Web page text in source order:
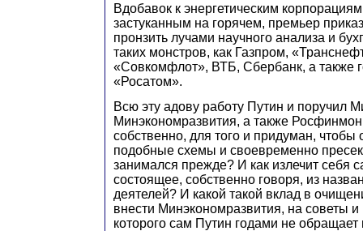
Вдобавок к энергетическим
застуканным на горячем, премьер
пронзить лучами научного анализа и
таких монстров, как Газпром,
«Совкомфлот», ВТБ, Сбербанк, а также
«Росатом».
Всю эту адову работу Путин и поручил
Минэкономразвития, а также
собственно, для того и придуман, чтобы
подобные схемы и своевременно
занимался прежде? И как излечит себя
состоящее, собственно говоря, из
деятелей? И какой такой вклад в
внести Минэкономразвития, на советы
которого сам Путин годами не обращает